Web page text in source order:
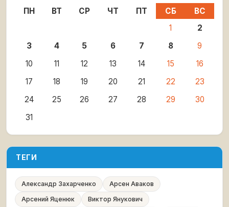
ПН ВТ СР ЧТ ПТ СБ
ВС
1
2
3
4 5 6 7 8
9
10
11 12 13 14 15
16
17
18 19 20 21 22
23
24
25 26 27 28 29
30
31
ТЕГИ
Александр Захарченко
Арсен Аваков
Арсений Яценюк
Виктор Янукович